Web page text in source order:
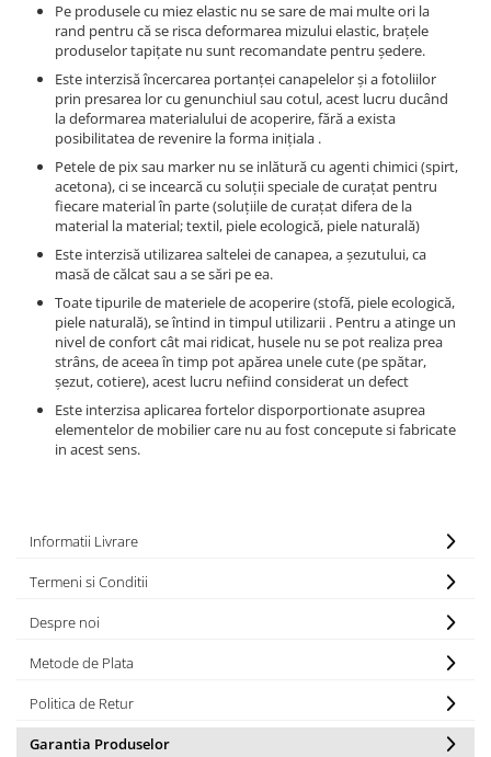
Pe produsele cu miez elastic nu se sare de mai multe ori la
rand pentru că se risca deformarea mizului elastic, braţele
produselor tapiţate nu sunt recomandate pentru şedere.
Este interzisă încercarea portanţei canapelelor şi a fotoliilor
prin presarea lor cu genunchiul sau cotul, acest lucru ducând
la deformarea materialului de acoperire, fără a exista
posibilitatea de revenire la forma iniţiala .
Petele de pix sau marker nu se inlătură cu agenti chimici (spirt,
acetona), ci se incearcă cu soluţii speciale de curaţat pentru
fiecare material în parte (soluţiile de curaţat difera de la
material la material; textil, piele ecologică, piele naturală)
Este interzisă utilizarea saltelei de canapea, a şezutului, ca
masă de călcat sau a se sări pe ea.
Toate tipurile de materiele de acoperire (stofă, piele ecologică,
piele naturală), se întind in timpul utilizarii . Pentru a atinge un
nivel de confort cât mai ridicat, husele nu se pot realiza prea
strâns, de aceea în timp pot apărea unele cute (pe spătar,
şezut, cotiere), acest lucru nefiind considerat un defect
Este interzisa aplicarea fortelor disporportionate asuprea
elementelor de mobilier care nu au fost concepute si fabricate
in acest sens.
Informatii Livrare
Termeni si Conditii
Despre noi
Metode de Plata
Politica de Retur
Garantia Produselor